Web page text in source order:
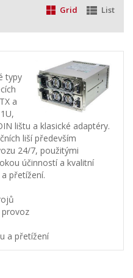
Grid List
typy
a
lištu a klasické adaptéry.
liší především
24/7, použitými
účinností a kvalitní
přetížení.
a přetížení